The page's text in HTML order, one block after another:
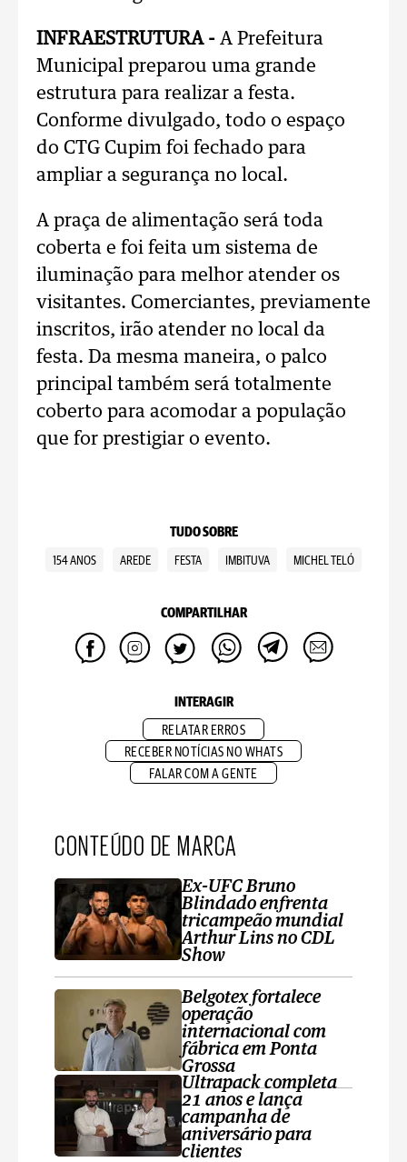
INFRAESTRUTURA - A Prefeitura
Municipal preparou uma grande
estrutura para realizar a festa.
Conforme divulgado, todo o espaço
do CTG Cupim foi fechado para
ampliar a segurança no local.
A praça de alimentação será toda
coberta e foi feita um sistema de
iluminação para melhor atender os
visitantes. Comerciantes, previamente
inscritos, irão atender no local da
festa. Da mesma maneira, o palco
principal também será totalmente
coberto para acomodar a população
que for prestigiar o evento.
TUDO SOBRE
154 ANOS AREDE FESTA IMBITUVA MICHEL TELÓ
COMPARTILHAR
INTERAGIR
RELATAR ERROS
RECEBER NOTÍCIAS NO WHATS
FALAR COM A GENTE
CONTEÚDO DE MARCA
Ex-UFC Bruno
Blindado enfrenta
tricampeão mundial
Arthur Lins no CDL
Show
Belgotex fortalece
operação
internacional com
fábrica em Ponta
Grossa
Ultrapack completa
21 anos e lança
campanha de
aniversário para
clientes